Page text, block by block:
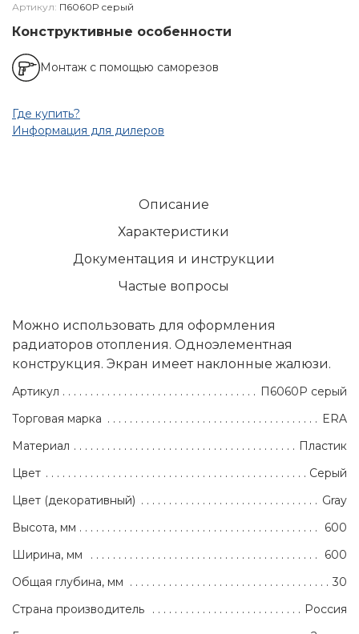
Артикул: П6060Р серый
Конструктивные особенности
Монтаж с помощью саморезов
Где купить?
Информация для дилеров
Описание
Характеристики
Документация и инструкции
Частые вопросы
Можно использовать для оформления
радиаторов отопления. Одноэлементная
конструкция. Экран имеет наклонные жалюзи.
Артикул
П6060Р серый
Торговая марка
ERA
Материал
Пластик
Цвет
Серый
Цвет (декоративный)
Gray
Высота, мм
600
Ширина, мм
600
Общая глубина, мм
30
Страна производитель
Россия